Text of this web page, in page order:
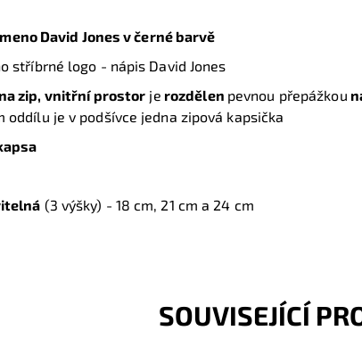
David Jones v černé barvě
stříbrné logo - nápis David Jones
na zip, vnitřní prostor je rozdělen pevnou přepážkou
oddílu je v podšívce jedna zipová kapsička
(3 výšky) - 18 cm, 21 cm a 24 cm
SOUVISEJÍCÍ